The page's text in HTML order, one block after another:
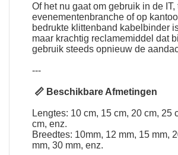
Of het nu gaat om gebruik in de IT,
evenementenbranche of op
bedrukte klittenband kabelbinder
maar krachtig reclamemiddel dat
gebruik steeds opnieuw de
---
📏 Beschikbare Afmetingen
Lengtes: 10 cm, 15 cm, 20 cm, 25
cm, enz.
Breedtes: 10mm, 12 mm, 15 mm,
mm, 30 mm, enz.